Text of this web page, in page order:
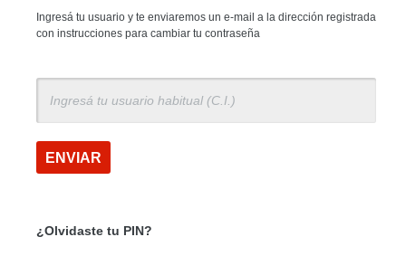
Ingresá tu usuario y te enviaremos un e-mail a la dirección registrada
con instrucciones para cambiar tu contraseña
Ingresá tu usuario habitual (C.I.)
ENVIAR
¿Olvidaste tu PIN?